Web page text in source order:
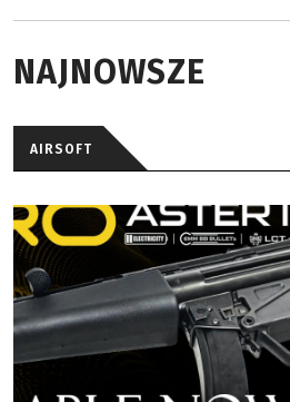
NAJNOWSZE
AIRSOFT